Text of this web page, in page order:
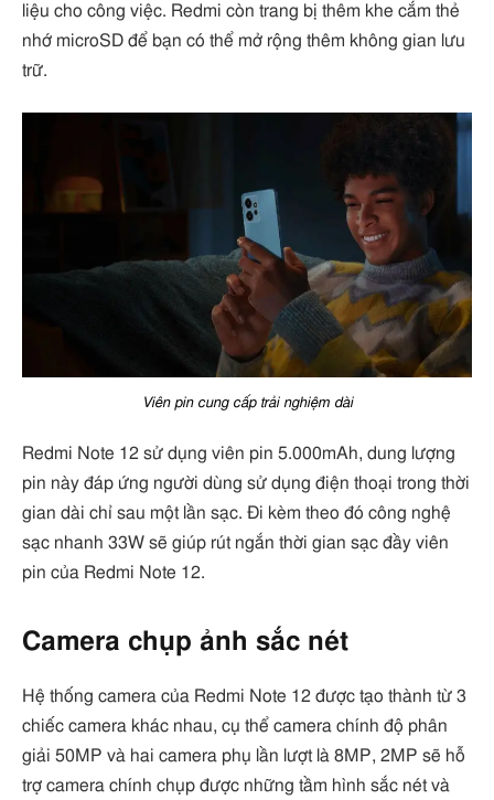
liệu cho công việc. Redmi còn trang bị thêm khe cắm thẻ
nhớ microSD để bạn có thể mở rộng thêm không gian lưu
trữ.
Viên pin cung cấp trải nghiệm dài
Redmi Note 12 sử dụng viên pin 5.000mAh, dung lượng
pin này đáp ứng người dùng sử dụng điện thoại trong thời
gian dài chỉ sau một lần sạc. Đi kèm theo đó công nghệ
sạc nhanh 33W sẽ giúp rút ngắn thời gian sạc đầy viên
pin của Redmi Note 12.
Camera chụp ảnh sắc nét
Hệ thống camera của Redmi Note 12 được tạo thành từ 3
chiếc camera khác nhau, cụ thể camera chính độ phân
giải 50MP và hai camera phụ lần lượt là 8MP, 2MP sẽ hỗ
trợ camera chính chụp được những tầm hình sắc nét và